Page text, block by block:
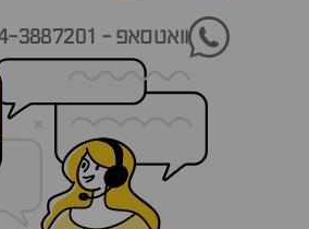
וואטסאפ - 054-3887201